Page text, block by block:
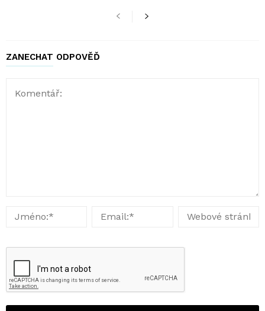
ZANECHAT ODPOVĚĎ